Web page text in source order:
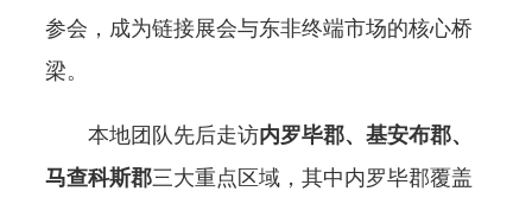
参会，成为链接展会与东非终端市场的核心桥
梁。
本地团队先后走访内罗毕郡、基安布郡、
马查科斯郡三大重点区域，其中内罗毕郡覆盖